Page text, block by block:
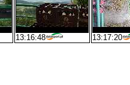
13:16:48 13:17:20